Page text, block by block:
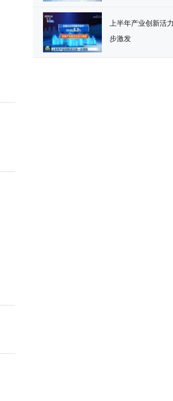
上半年产业创新活
步激发